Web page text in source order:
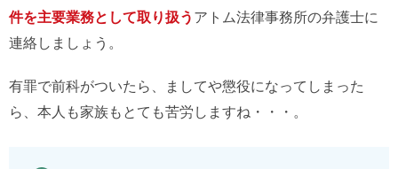
件を主要業務として取り扱う アトム法律事務所の弁護士に
連絡しましょう。
有罪で前科がついたら、ましてや懲役になってしまった
ら、本人も家族もとても苦労しますね・・・。